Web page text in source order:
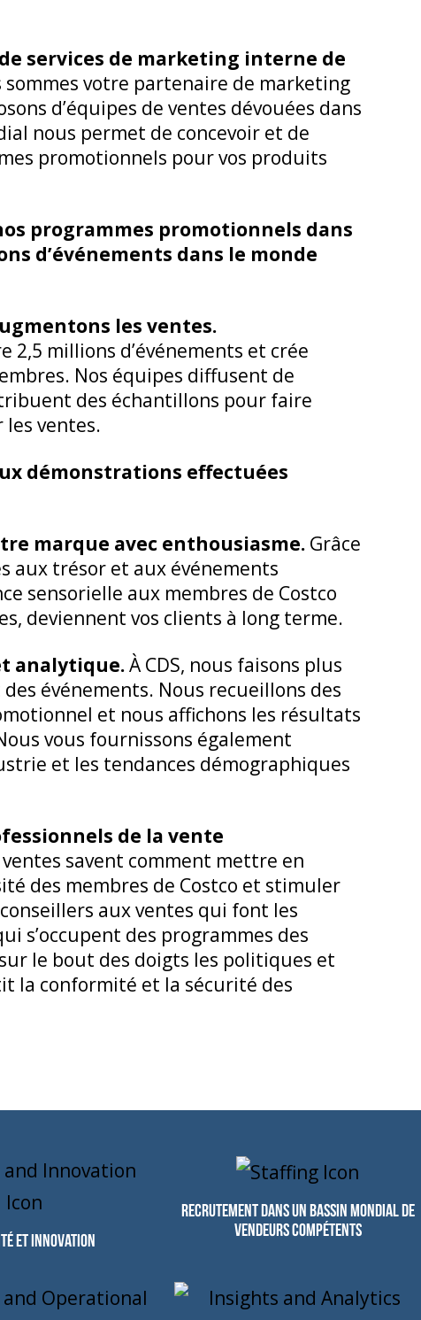
services de marketing interne de
sommes votre partenaire de marketing
d’équipes de ventes dévouées dans
nous permet de concevoir et de
promotionnels pour vos produits
programmes promotionnels dans
d’événements dans le monde
les ventes.
2,5 millions d’événements et crée
Nos équipes diffusent de
des échantillons pour faire
ventes.
démonstrations effectuées
marque avec enthousiasme. Grâce
aux trésor et aux événements
sensorielle aux membres de Costco
deviennent vos clients à long terme.
analytique.À CDS, nous faisons plus
événements. Nous recueillons des
et nous affichons les résultats
vous fournissons également
et les tendances démographiques
de la vente
savent comment mettre en
des membres de Costco et stimuler
aux ventes qui font les
s’occupent des programmes des
le bout des doigts les politiques et
la conformité et la sécurité des
et innovation
Recrutement dans un bassin mondial de
vendeurs compétents